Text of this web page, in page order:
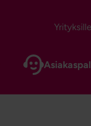
Yrityksille